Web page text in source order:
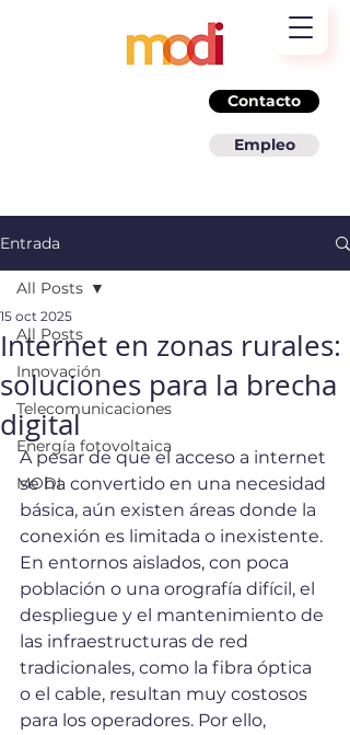
Contacto
Empleo
Entrada
All Posts
Innovación
Telecomunicaciones
Energía fotovoltaica
MODI
All Posts
Internet en zonas rurales:
soluciones para la brecha
digital
15 oct 2025
A pesar de que el acceso a internet
se ha convertido en una necesidad
básica, aún existen áreas donde la
conexión es limitada o inexistente.
En entornos aislados, con poca
población o una orografía difícil, el
despliegue y el mantenimiento de
las infraestructuras de red
tradicionales, como la fibra óptica
o el cable, resultan muy costosos
para los operadores. Por ello,